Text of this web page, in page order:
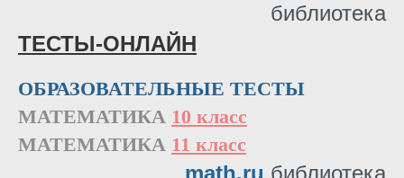
библиотека
ТЕСТЫ-ОНЛАЙН
ОБРАЗОВАТЕЛЬНЫЕ ТЕСТЫ
МАТЕМАТИКА 10 класс
МАТЕМАТИКА 11 класс